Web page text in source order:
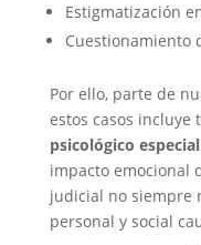
Estigmatización
Cuestionamiento
Por ello, parte de
estos casos incluye
psicológico
impacto emocional
judicial no siempre
personal y social